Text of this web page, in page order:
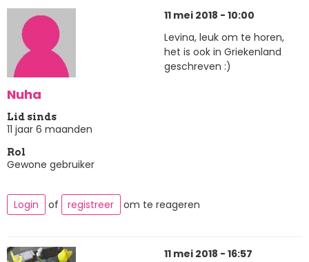
Nuha
Lid sinds
11 jaar 6 maanden
Rol
Gewone gebruiker
11 mei 2018 - 10:00
Levina, leuk om te horen,
het is ook in Griekenland
geschreven :)
Login of registreer om te reageren
11 mei 2018 - 16:57